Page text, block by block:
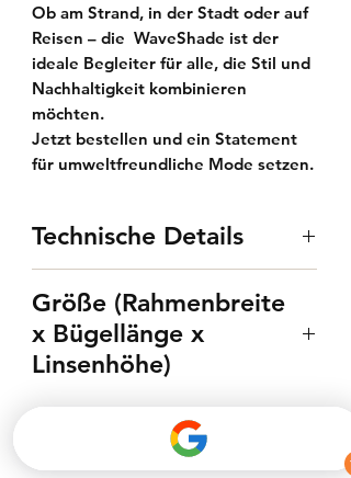
Ob am Strand, in der Stadt oder auf
Reisen – die WaveShade ist der
ideale Begleiter für alle, die Stil und
Nachhaltigkeit kombinieren
möchten.
Jetzt bestellen und ein Statement
für umweltfreundliche Mode setzen.
Technische Details
TAC-Gläser
Polarisiert
Zebraholz Bügel
Größe (Rahmenbreite
x Bügellänge x
Linsenhöhe)